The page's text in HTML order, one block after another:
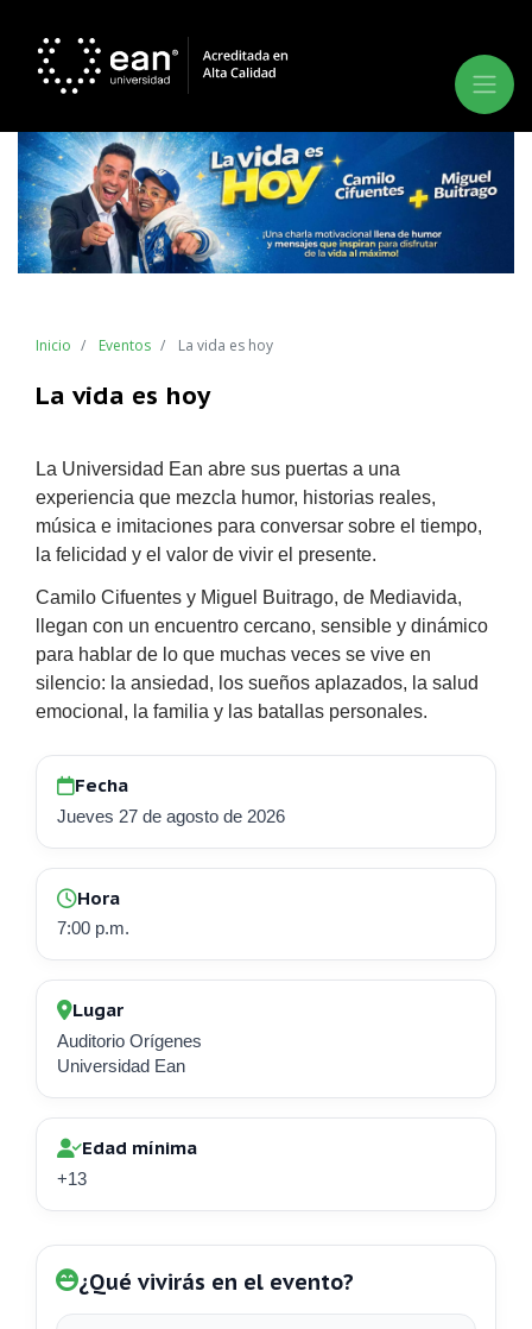
Inicio Eventos La vida es hoy
La vida es hoy
La Universidad Ean abre sus puertas a una
experiencia que mezcla humor, historias reales,
música e imitaciones para conversar sobre el tiempo,
la felicidad y el valor de vivir el presente.
Camilo Cifuentes y Miguel Buitrago, de Mediavida,
llegan con un encuentro cercano, sensible y dinámico
para hablar de lo que muchas veces se vive en
silencio: la ansiedad, los sueños aplazados, la salud
emocional, la familia y las batallas personales.
Fecha
Jueves 27 de agosto de 2026
Hora
7:00 p.m.
Lugar
Auditorio Orígenes
Universidad Ean
Edad mínima
+13
¿Qué vivirás en el evento?